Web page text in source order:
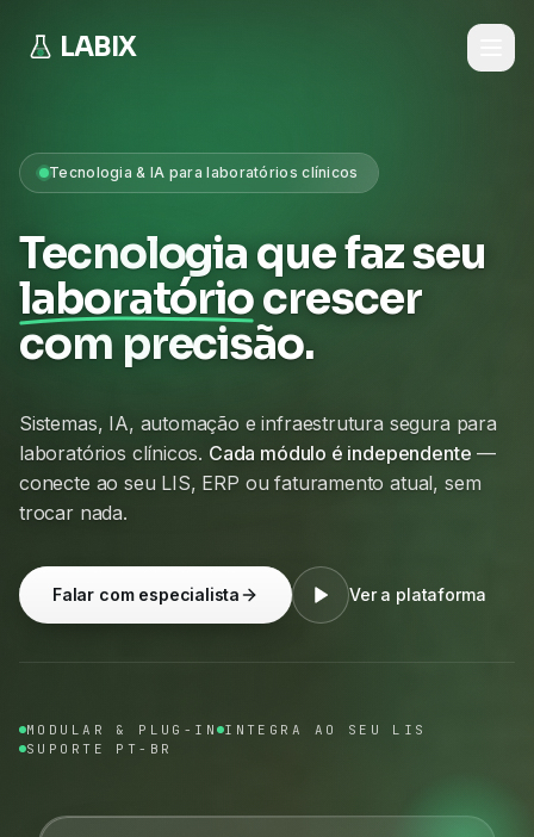
LABIX
Tecnologia & IA para laboratórios clínicos
Tecnologia que faz seu
laboratóriocrescer
com precisão.
Sistemas, IA, automação e infraestrutura segura para
laboratórios clínicos. Cada módulo é independente —
conecte ao seu LIS, ERP ou faturamento atual, sem
trocar nada.
Falar com especialista Ver a plataforma
MODULAR & PLUG-IN INTEGRA AO SEU LIS
SUPORTE PT-BR